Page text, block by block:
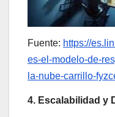
Fuente: https://
es-el-modelo-de-
la-nube-carrillo-
4. Escalabilidad y